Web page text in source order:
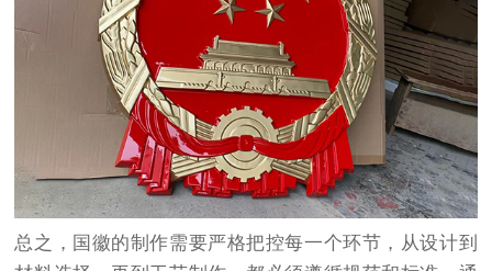
总之，国徽的制作需要严格把控每一个环节，从设计到